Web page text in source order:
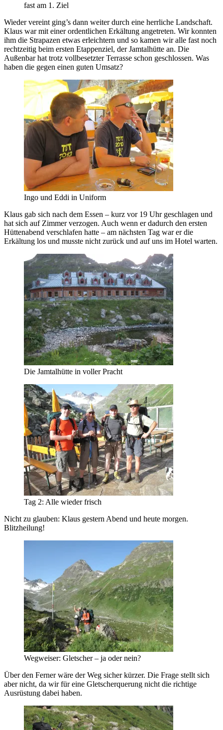
fast am 1. Ziel
Wieder vereint ging’s dann weiter durch eine herrliche Landschaft.
Klaus war mit einer ordentlichen Erkältung angetreten. Wir konnten
ihm die Strapazen etwas erleichtern und so kamen wir alle fast noch
rechtzeitig beim ersten Etappenziel, der Jamtalhütte an. Die
Außenbar hat trotz vollbesetzter Terrasse schon geschlossen. Was
haben die gegen einen guten Umsatz?
Ingo und Eddi in Uniform
Klaus gab sich nach dem Essen – kurz vor 19 Uhr geschlagen und
hat sich auf Zimmer verzogen. Auch wenn er dadurch den ersten
Hüttenabend verschlafen hatte – am nächsten Tag war er die
Erkältung los und musste nicht zurück und auf uns im Hotel warten.
Die Jamtalhütte in voller Pracht
Tag 2: Alle wieder frisch
Nicht zu glauben: Klaus gestern Abend und heute morgen.
Blitzheilung!
Wegweiser: Gletscher – ja oder nein?
Über den Ferner wäre der Weg sicher kürzer. Die Frage stellt sich
aber nicht, da wir für eine Gletscherquerung nicht die richtige
Ausrüstung dabei haben.